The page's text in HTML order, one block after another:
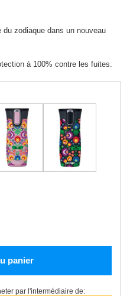
zodiaque dans un nouveau
à 100% contre les fuites.
panier
par l'intermédiaire de: